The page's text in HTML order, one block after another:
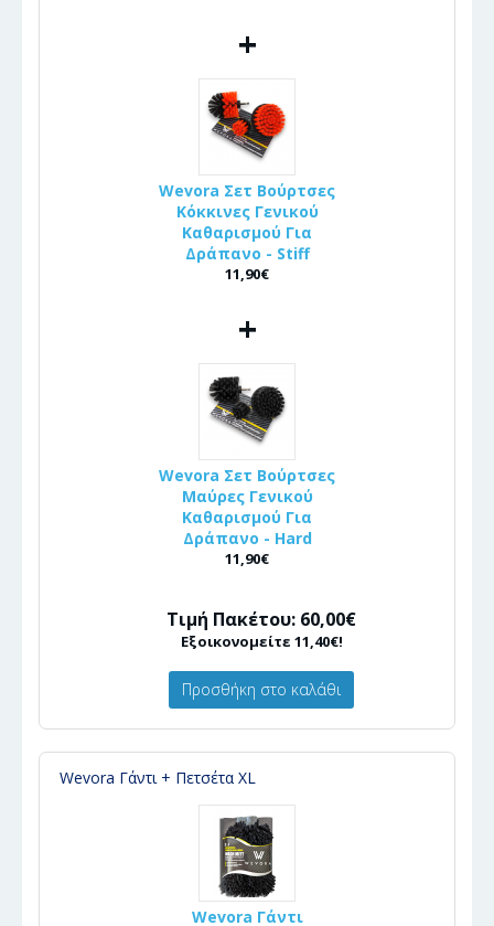
+
Wevora Σετ Βούρτσες
Κόκκινες Γενικού
Καθαρισμού Για
Δράπανο - Stiff
11,90€
+
Wevora Σετ Βούρτσες
Μαύρες Γενικού
Καθαρισμού Για
Δράπανο - Hard
11,90€
Τιμή Πακέτου: 60,00€
Εξοικονομείτε 11,40€!
Προσθήκη στο καλάθι
Wevora Γάντι + Πετσέτα XL
Wevora Γάντι